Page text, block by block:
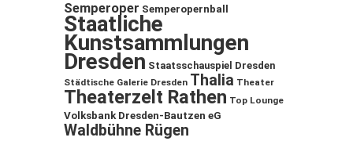
Semperoper Semperopernball
Staatliche
Kunstsammlungen
Dresden Staatsschauspiel Dresden
Städtische Galerie Dresden Thalia Theater
Theaterzelt Rathen Top Lounge
Volksbank Dresden-Bautzen eG
Waldbühne Rügen